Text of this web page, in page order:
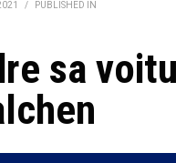
/ PUBLISHED IN
sa